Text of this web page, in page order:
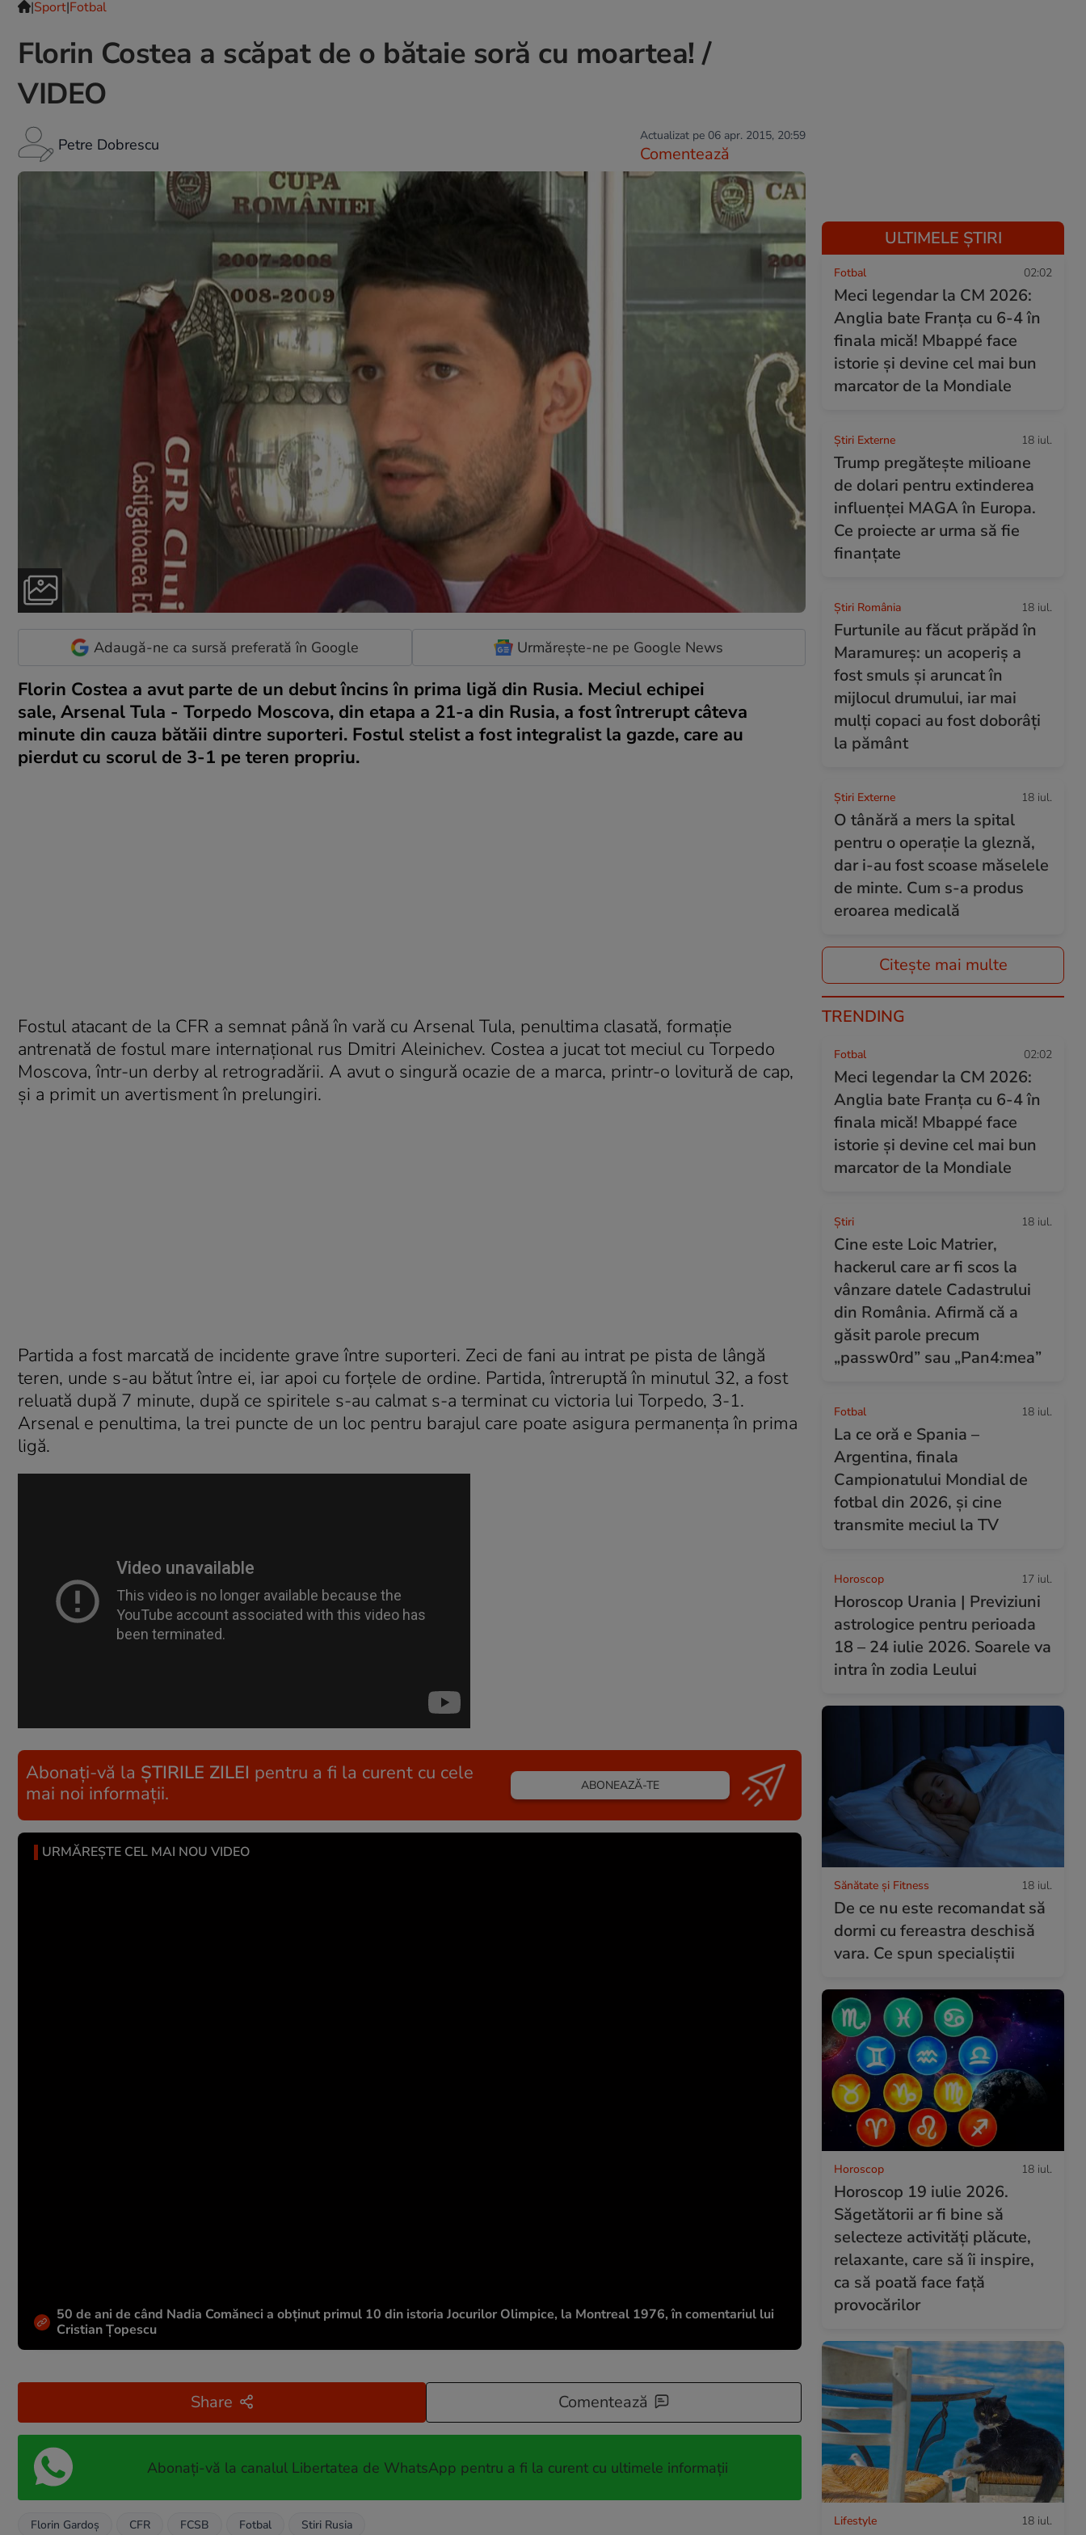
|Sport|Fotbal
Florin Costea a scăpat de o bătaie soră cu moartea! /
VIDEO
Petre Dobrescu Actualizat pe 06 apr. 2015, 20:59
Comentează
Adaugă-ne ca sursă preferată în Google Urmărește-ne pe Google News
Florin Costea a avut parte de un debut încins în prima ligă din Rusia. Meciul echipei
sale, Arsenal Tula - Torpedo Moscova, din etapa a 21-a din Rusia, a fost întrerupt câteva
minute din cauza bătăii dintre suporteri. Fostul stelist a fost integralist la gazde, care au
pierdut cu scorul de 3-1 pe teren propriu.
Fostul atacant de la CFR a semnat până în vară cu Arsenal Tula, penultima clasată, formație
antrenată de fostul mare internațional rus Dmitri Aleinichev. Costea a jucat tot meciul cu Torpedo
Moscova, într-un derby al retrogradării. A avut o singură ocazie de a marca, printr-o lovitură de cap,
și a primit un avertisment în prelungiri.
Partida a fost marcată de incidente grave între suporteri. Zeci de fani au intrat pe pista de lângă
teren, unde s-au bătut între ei, iar apoi cu forţele de ordine. Partida, întreruptă în minutul 32, a fost
reluată după 7 minute, după ce spiritele s-au calmat s-a terminat cu victoria lui Torpedo, 3-1.
Arsenal e penultima, la trei puncte de un loc pentru barajul care poate asigura permanența în prima
ligă.
Abonați-vă la ȘTIRILE ZILEI pentru a fi la curent cu cele
mai noi informații.
ABONEAZĂ-TE
URMĂREȘTE CEL MAI NOU VIDEO
50 de ani de când Nadia Comăneci a obţinut primul 10 din istoria Jocurilor Olimpice, la Montreal 1976, în comentariul lui
Cristian Țopescu
Share Comentează
Abonați-vă la canalul Libertatea de WhatsApp pentru a fi la curent cu ultimele informații
Florin Gardoş CFR FCSB Fotbal Stiri Rusia
ULTIMELE ȘTIRI
Fotbal 02:02
Meci legendar la CM 2026:
Anglia bate Franța cu 6-4 în
finala mică! Mbappé face
istorie și devine cel mai bun
marcator de la Mondiale
Știri Externe 18 iul.
Trump pregătește milioane
de dolari pentru extinderea
influenței MAGA în Europa.
Ce proiecte ar urma să fie
finanțate
Știri România 18 iul.
Furtunile au făcut prăpăd în
Maramureș: un acoperiș a
fost smuls și aruncat în
mijlocul drumului, iar mai
mulți copaci au fost doborâți
la pământ
Știri Externe 18 iul.
O tânără a mers la spital
pentru o operație la gleznă,
dar i-au fost scoase măselele
de minte. Cum s-a produs
eroarea medicală
Citește mai multe
TRENDING
Fotbal 02:02
Meci legendar la CM 2026:
Anglia bate Franța cu 6-4 în
finala mică! Mbappé face
istorie și devine cel mai bun
marcator de la Mondiale
Ştiri 18 iul.
Cine este Loic Matrier,
hackerul care ar fi scos la
vânzare datele Cadastrului
din România. Afirmă că a
găsit parole precum
„passw0rd” sau „Pan4:mea”
Fotbal 18 iul.
La ce oră e Spania –
Argentina, finala
Campionatului Mondial de
fotbal din 2026, și cine
transmite meciul la TV
Horoscop 17 iul.
Horoscop Urania | Previziuni
astrologice pentru perioada
18 – 24 iulie 2026. Soarele va
intra în zodia Leului
Sănătate și Fitness 18 iul.
De ce nu este recomandat să
dormi cu fereastra deschisă
vara. Ce spun specialiștii
Horoscop 18 iul.
Horoscop 19 iulie 2026.
Săgetătorii ar fi bine să
selecteze activități plăcute,
relaxante, care să îi inspire,
ca să poată face față
provocărilor
Lifestyle 18 iul.